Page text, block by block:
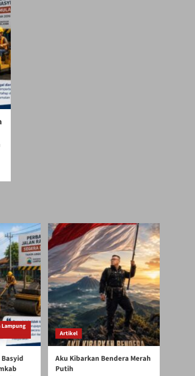
Artikel
Aku Kibarkan Bendera Merah
Putih